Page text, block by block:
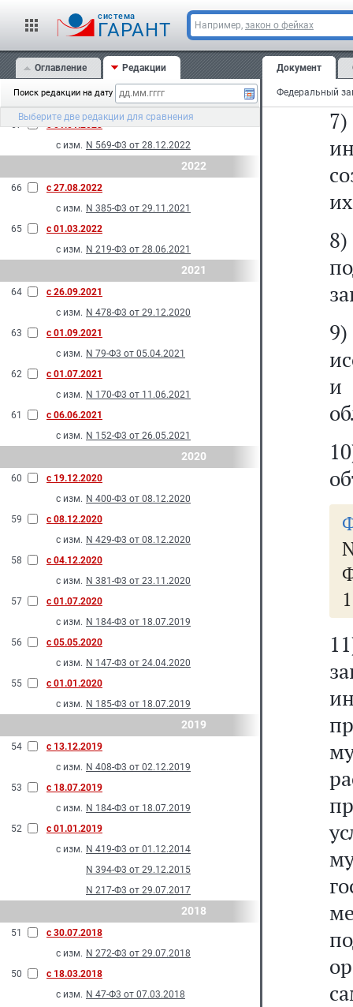
cистема
ГАРАНТ Например, закон о фейках
Оглавление Редакции
Поиск редакции на дату
Выберите две редакции для сравнения
с 01.01.2024
N 293-Ф3 от 10.07.2023
2023
с изм. N 137-Ф3 от 28.04.2023
67
с 01.01.2023
с изм. N 569-Ф3 от 28.12.2022
2022
66
с 27.08.2022
с изм. N 385-Ф3 от 29.11.2021
65
с 01.03.2022
с изм. N 219-Ф3 от 28.06.2021
2021
64
с 26.09.2021
с изм. N 478-Ф3 от 29.12.2020
63
с 01.09.2021
с изм. N 79-Ф3 от 05.04.2021
62
с 01.07.2021
с изм. N 170-Ф3 от 11.06.2021
61
с 06.06.2021
с изм. N 152-Ф3 от 26.05.2021
2020
60
с 19.12.2020
с изм. N 400-Ф3 от 08.12.2020
59
с 08.12.2020
с изм. N 429-Ф3 от 08.12.2020
58
с 04.12.2020
с изм. N 381-Ф3 от 23.11.2020
57
с 01.07.2020
с изм. N 184-Ф3 от 18.07.2019
56
с 05.05.2020
с изм. N 147-Ф3 от 24.04.2020
55
с 01.01.2020
с изм. N 185-Ф3 от 18.07.2019
2019
54
с 13.12.2019
с изм. N 408-Ф3 от 02.12.2019
53
с 18.07.2019
с изм. N 184-Ф3 от 18.07.2019
52
с 01.01.2019
с изм. N 419-Ф3 от 01.12.2014
N 394-Ф3 от 29.12.2015
N 217-Ф3 от 29.07.2017
2018
51
с 30.07.2018
с изм. N 272-Ф3 от 29.07.2018
50
с 18.03.2018
с изм. N 47-Ф3 от 07.03.2018
Документ
и